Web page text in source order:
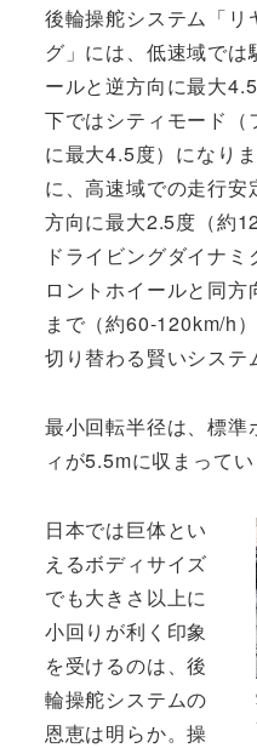
後輪操舵システム「
グ」には、低速域では
ールと逆方向に最大
下ではシティモード（
に最大4.5度）になり
に、高速域での走行
方向に最大2.5度（約
ドライビングダイナ
ロントホイールと同
まで（約60-120km/h
切り替わる賢いシステ
最小回転半径は、標
ィが5.5mに収まってい
日本では巨体とい
えるボディサイズ
でも大きさ以上に
小回りが利く印象
を受けるのは、後
輪操舵システムの
恩恵は明らか。操